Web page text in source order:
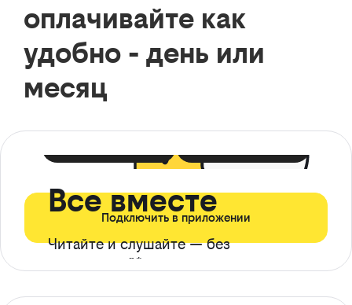
оплачивайте как
удобно - день или
месяц
Все вместе
Читайте и слушайте — без
ограничений*
Подключить в приложении